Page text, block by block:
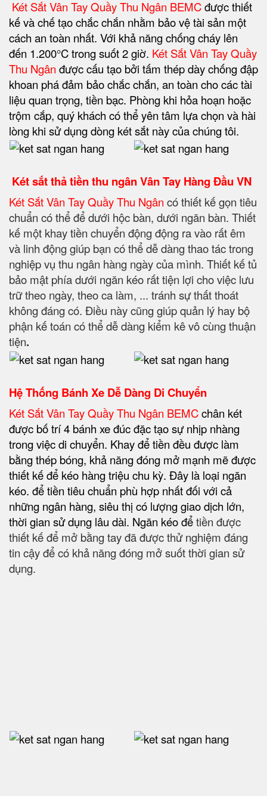
Két Sắt Vân Tay Quầy Thu Ngân BEMCđược thiết
kế và chế tạo chắc chắn nhằm bảo vệ tài sản một
cách an toàn nhất. Với khả năng chống cháy lên
đến 1.200°C trong suốt 2 giờ. Két Sắt Vân Tay Quầy
Thu Ngân được cấu tạo bởi tấm thép dày chống đập
khoan phá đảm bảo chắc chắn, an toàn cho các tài
liệu quan trọng, tiền bạc. Phòng khi hỏa hoạn hoặc
trộm cắp, quý khách có thể yên tâm lựa chọn và hài
lòng khi sử dụng dòng két sắt này của chúng tôi.
Két sắt thả tiền thu ngân Vân Tay Hàng Đầu VN
Két Sắt Vân Tay Quầy Thu Ngân có thiết kế gọn tiêu
chuẩn có thể để dưới hộc bàn, dưới ngăn bàn. Thiết
kế một khay tiền chuyển động động ra vào rất êm
và linh động giúp bạn có thể dễ dàng thao tác trong
nghiệp vụ thu ngân hàng ngày của mình. Thiết kế tủ
bảo mật phía dưới ngăn kéo rất tiện lợi cho việc lưu
trữ theo ngày, theo ca làm, ... tránh sự thất thoát
không đáng có. Điều này cũng giúp quản lý hay bộ
phận kế toán có thể dễ dàng kiểm kê vô cùng thuận
tiện.
Hệ Thống Bánh Xe Dễ Dàng Di Chuyển
Két Sắt Vân Tay Quầy Thu Ngân BEMCchân két
được bố trí 4 bánh xe đúc đặc tạo sự nhịp nhàng
trong việc di chuyển. Khay để tiền đều được làm
bằng thép bóng, khả năng đóng mở mạnh mẽ được
thiết kế để kéo hàng triệu chu kỳ. Đây là loại ngăn
kéo. để tiền tiêu chuẩn phù hợp nhất đối với cả
những ngân hàng, siêu thị có lượng giao dịch lớn,
thời gian sử dụng lâu dài. Ngăn kéo đểtiền được
thiết kế để mở bằng tay đã được thử nghiệm đáng
tin cậy để có khả năng đóng mở suốt thời gian sử
dụng.